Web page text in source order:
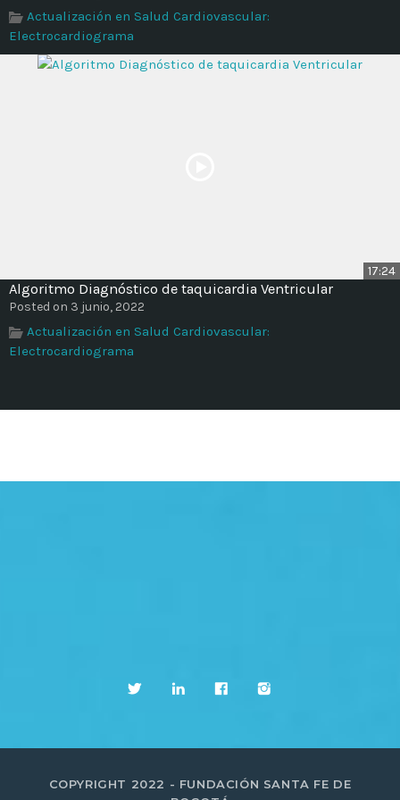
Actualización en Salud Cardiovascular:
Electrocardiograma
17:24
Algoritmo Diagnóstico de taquicardia Ventricular
Posted on 3 junio, 2022
Actualización en Salud Cardiovascular:
Electrocardiograma
COPYRIGHT 2022 - FUNDACIÓN SANTA FE DE